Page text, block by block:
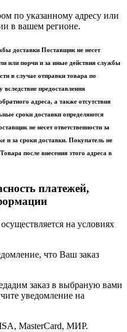
по указанному адресу или
в вашем регионе.
доставки Поставщик не несет
или порчи и за иные действия службы
в случае отправки товара по
предоставления
адреса, а также отсутствия
сроки доставки определяются
не несет ответственности за
и за сроки доставки. Покупатель не
после внесения этого адреса в
платежей,
на условиях
что Ваш заказ
заказ в выбраную вами
уведомление на
MasterCard, МИР.